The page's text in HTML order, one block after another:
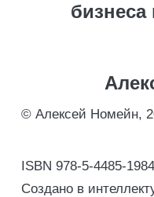
бизнеса
© Алексей Номейн,
ISBN 978-5-4485-
Создано в